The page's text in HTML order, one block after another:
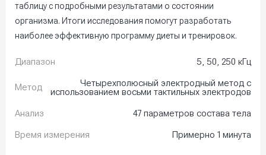
таблицу с подробными результатами о состоянии
организма. Итоги исследования помогут разработать
наиболее эффективную программу диеты и тренировок.
Диапазон 5, 50, 250 кГц
Метод
Четырехполюсный электродный метод с
использованием восьми тактильных электродов
Анализ
47 параметров состава тела
Время измерения
Примерно 1 минута